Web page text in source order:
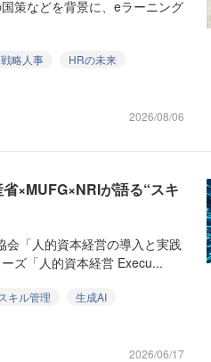
策などを背景に、eラーニング
戦略人事
HRの未来
2026/08/06
×MUFG×NRIが語る“スキ
「人的資本経営の導入と実践
ズ「人的資本経営 Execu...
スキル管理
生成AI
2026/06/17